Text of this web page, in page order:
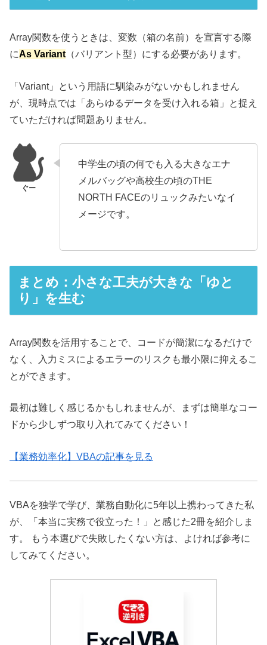
Array関数を使うときは、変数（箱の名前）を宣言する際
にAs Variant （バリアント型）にする必要があります。
「Variant」という用語に馴染みがないかもしれません
が、現時点では「あらゆるデータを受け入れる箱」と捉え
ていただければ問題ありません。
中学生の頃の何でも入る大きなエナ
メルバッグや高校生の頃のTHE
NORTH FACEのリュックみたいなイ
メージです。
まとめ：小さな工夫が大きな「ゆと
り」を生む
Array関数を活用することで、コードが簡潔になるだけで
なく、入力ミスによるエラーのリスクも最小限に抑えるこ
とができます。
最初は難しく感じるかもしれませんが、まずは簡単なコー
ドから少しずつ取り入れてみてください！
【業務効率化】VBAの記事を見る
VBAを独学で学び、業務自動化に5年以上携わってきた私
が、「本当に実務で役立った！」と感じた2冊を紹介しま
す。 もう本選びで失敗したくない方は、よければ参考に
してみてください。